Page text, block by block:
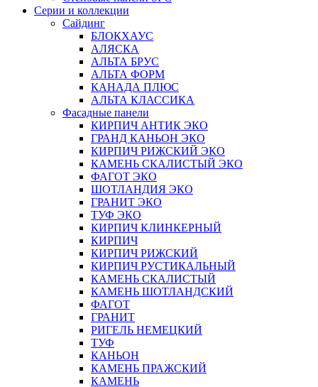
Серии и коллекции
Сайдинг
БЛОКХАУС
АЛЯСКА
АЛЬТА БРУС
АЛЬТА ФОРМ
КАНАДА ПЛЮС
АЛЬТА КЛАССИКА
Фасадные панели
КИРПИЧ АНТИК ЭКО
ГРАНД КАНЬОН ЭКО
КИРПИЧ РИЖСКИЙ ЭКО
КАМЕНЬ СКАЛИСТЫЙ ЭКО
ФАГОТ ЭКО
ШОТЛАНДИЯ ЭКО
ГРАНИТ ЭКО
ТУФ ЭКО
КИРПИЧ КЛИНКЕРНЫЙ
КИРПИЧ
КИРПИЧ РИЖСКИЙ
КИРПИЧ РУСТИКАЛЬНЫЙ
КАМЕНЬ СКАЛИСТЫЙ
КАМЕНЬ ШОТЛАНДСКИЙ
ФАГОТ
ГРАНИТ
РИГЕЛЬ НЕМЕЦКИЙ
ТУФ
КАНЬОН
КАМЕНЬ ПРАЖСКИЙ
КАМЕНЬ